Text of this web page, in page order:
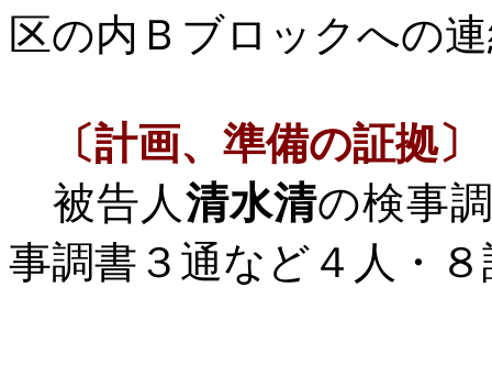
区の内Ｂブロックへの
〔計画、準備の証拠〕
被告人 清水清の検事
事調書３通など４人・